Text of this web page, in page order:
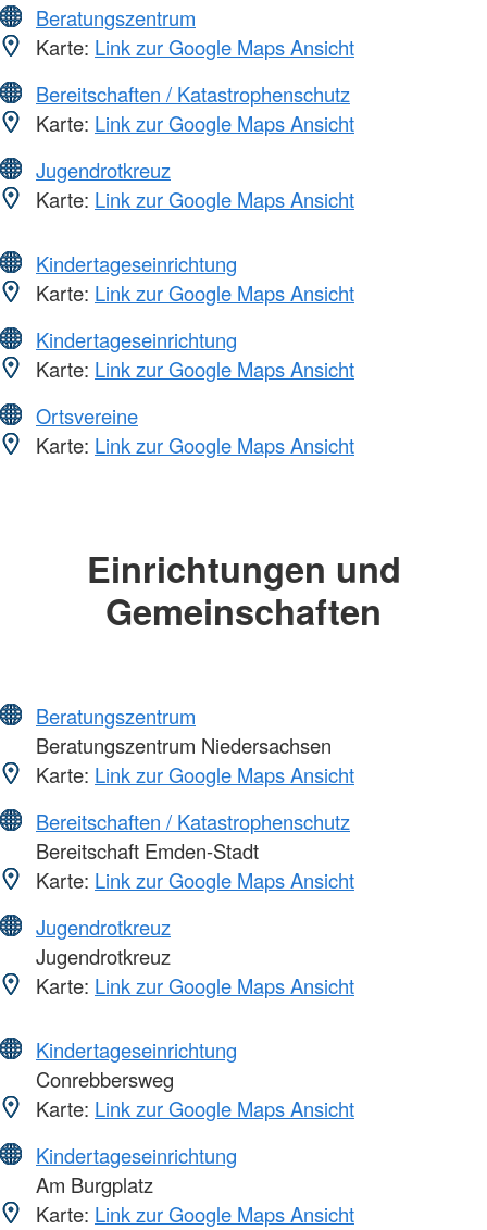
Beratungszentrum
Karte: Link zur Google Maps Ansicht
Bereitschaften / Katastrophenschutz
Karte: Link zur Google Maps Ansicht
Jugendrotkreuz
Karte: Link zur Google Maps Ansicht
Kindertageseinrichtung
Karte: Link zur Google Maps Ansicht
Kindertageseinrichtung
Karte: Link zur Google Maps Ansicht
Ortsvereine
Karte: Link zur Google Maps Ansicht
Einrichtungen und
Gemeinschaften
Beratungszentrum
Beratungszentrum Niedersachsen
Karte: Link zur Google Maps Ansicht
Bereitschaften / Katastrophenschutz
Bereitschaft Emden-Stadt
Karte: Link zur Google Maps Ansicht
Jugendrotkreuz
Jugendrotkreuz
Karte: Link zur Google Maps Ansicht
Kindertageseinrichtung
Conrebbersweg
Karte: Link zur Google Maps Ansicht
Kindertageseinrichtung
Am Burgplatz
Karte: Link zur Google Maps Ansicht